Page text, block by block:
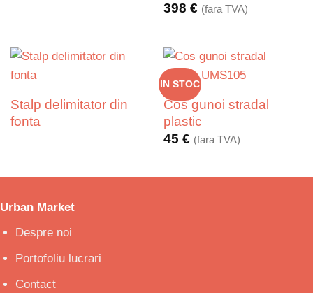
398 € (fara TVA)
Stalp delimitator din
fonta
IN STOC
Cos gunoi stradal
plastic
45 € (fara TVA)
Urban Market
Despre noi
Portofoliu lucrari
Contact